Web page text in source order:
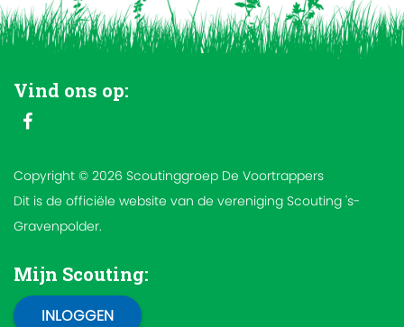
Vind ons op:
Copyright © 2026 Scoutinggroep De Voortrappers
Dit is de officiële website van de vereniging Scouting 's-
Gravenpolder.
Mijn Scouting: